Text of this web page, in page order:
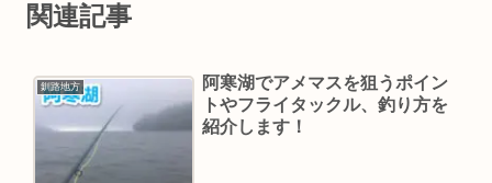
関連記事
釧路地方
阿寒湖でアメマスを狙うポイン
トやフライタックル、釣り方を
紹介します！